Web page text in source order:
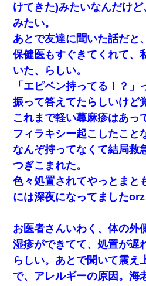
けてきた)みたいなんだけ
みたい。
あとで友達に聞いた話だと
保健医もすぐきてくれて、
いた、らしい。
「エピペン持ってる！？
振って答えてたらしいけど
これまで軽い蕁麻疹はあっ
フィラキシー起こしたこと
なんぞ持ってなくて結局救
つぎこまれた。
色々処置されてやっとまと
には深夜になってましたorz
お医者さんいわく、体の外
湿疹ができてて、処置が遅
らしい。あとで聞いて震え
で、アレルギーの原因。海